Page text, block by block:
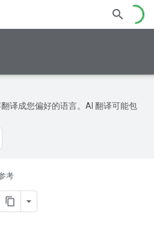
译成您偏好的语言。AI 翻译可能包
考